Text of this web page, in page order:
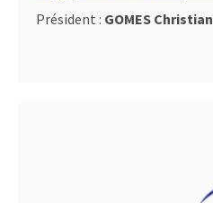
Président : GOMES Christian